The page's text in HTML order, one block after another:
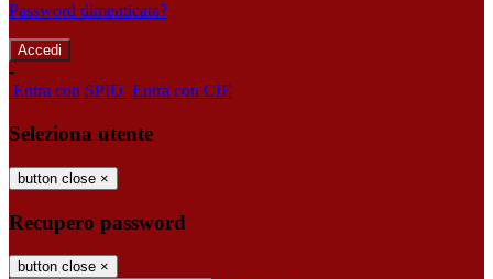
Password dimenticata?
-
Entra con SPID Entra con CIE
Seleziona utente
button close ×
Recupero password
button close ×